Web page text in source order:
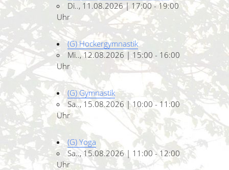
Di.., 11.08.2026 | 17:00 - 19:00
Uhr
(G) Hockergymnastik
Mi.., 12.08.2026 | 15:00 - 16:00
Uhr
(G) Gymnastik
Sa.., 15.08.2026 | 10:00 - 11:00
Uhr
(G) Yoga
Sa.., 15.08.2026 | 11:00 - 12:00
Uhr